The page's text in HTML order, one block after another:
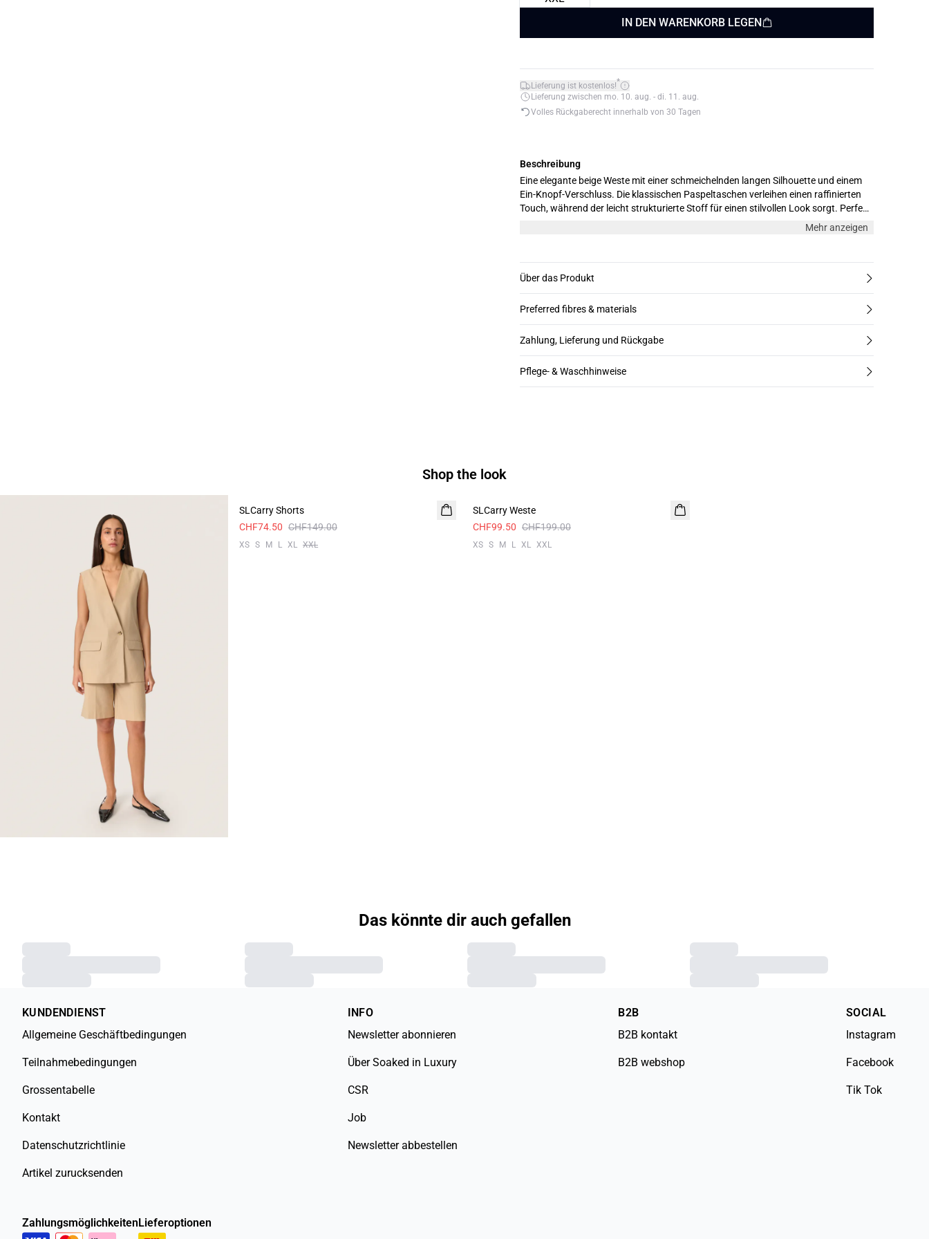
IN DEN WARENKORB LEGEN
Lieferung ist kostenlos!*
Lieferung zwischen mo. 10. aug. - di. 11. aug.
Volles Rückgaberecht innerhalb von 30 Tagen
Beschreibung
Eine elegante beige Weste mit einer schmeichelnden langen Silhouette und einem
Ein-Knopf-Verschluss. Die klassischen Paspeltaschen verleihen einen raffinierten
Touch, während der leicht strukturierte Stoff für einen stilvollen Look sorgt. Perfekt
für formelle und legere Anlässe. Das Model ist 180 cm gross und trägt Grösse M.
Mehr anzeigen
Über das Produkt
Preferred fibres & materials
Zahlung, Lieferung und Rückgabe
Pflege- & Waschhinweise
Shop the look
SLCarry Shorts
CHF74.50 CHF149.00
XS S M L XL XXL
-50%
SLCarry Weste
CHF99.50 CHF199.00
XS S M L XL XXL
Das könnte dir auch gefallen
KUNDENDIENST
Allgemeine Geschäftbedingungen
Teilnahmebedingungen
Grossentabelle
Kontakt
Datenschutzrichtlinie
Artikel zurucksenden
INFO
Newsletter abonnieren
Über Soaked in Luxury
CSR
Job
Newsletter abbestellen
B2B
B2B kontakt
B2B webshop
SOCIAL
Instagram
Facebook
Tik Tok
ZahlungsmöglichkeitenLieferoptionen